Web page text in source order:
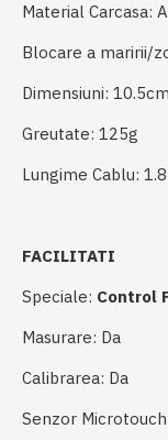
Material Carcasa:
Blocare a maririi/
Dimensiuni:
Greutate: 125g
Lungime Cablu:
FACILITATI
Speciale: Control
Masurare: Da
Calibrarea: Da
Senzor